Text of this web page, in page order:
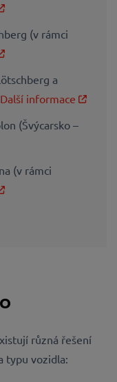
(v rámci
a
Další informace
(Švýcarsko –
(v rámci
různá řešení
typu vozidla: